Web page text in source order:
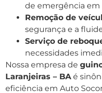
de emergência em
Remoção de
segurança e a
Serviço de
necessidades
Nossa empresa de
Laranjeiras – BA é
eficiência em Auto